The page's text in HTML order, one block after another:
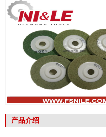
产品介绍